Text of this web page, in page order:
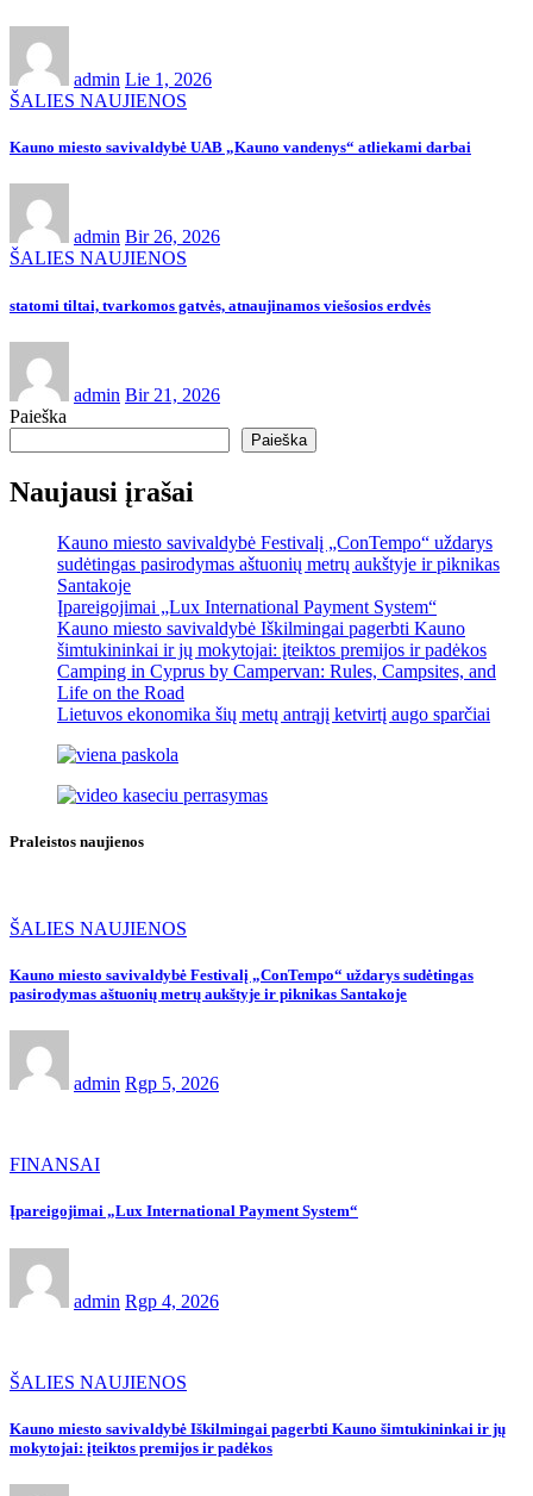
admin Lie 1, 2026
ŠALIES NAUJIENOS
Kauno miesto savivaldybė UAB „Kauno vandenys“ atliekami darbai
admin Bir 26, 2026
ŠALIES NAUJIENOS
statomi tiltai, tvarkomos gatvės, atnaujinamos viešosios erdvės
admin Bir 21, 2026
Paieška
Paieška
Naujausi įrašai
Kauno miesto savivaldybė Festivalį „ConTempo“ uždarys
sudėtingas pasirodymas aštuonių metrų aukštyje ir piknikas
Santakoje
Įpareigojimai „Lux International Payment System“
Kauno miesto savivaldybė Iškilmingai pagerbti Kauno
šimtukininkai ir jų mokytojai: įteiktos premijos ir padėkos
Camping in Cyprus by Campervan: Rules, Campsites, and
Life on the Road
Lietuvos ekonomika šių metų antrąjį ketvirtį augo sparčiai
Praleistos naujienos
ŠALIES NAUJIENOS
Kauno miesto savivaldybė Festivalį „ConTempo“ uždarys sudėtingas
pasirodymas aštuonių metrų aukštyje ir piknikas Santakoje
admin Rgp 5, 2026
FINANSAI
Įpareigojimai „Lux International Payment System“
admin Rgp 4, 2026
ŠALIES NAUJIENOS
Kauno miesto savivaldybė Iškilmingai pagerbti Kauno šimtukininkai ir jų
mokytojai: įteiktos premijos ir padėkos